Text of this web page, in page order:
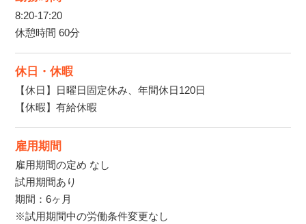
8:20-17:20
休憩時間 60分
休日・休暇
【休日】日曜日固定休み、年間休日120日
【休暇】有給休暇
雇用期間
雇用期間の定め なし
試用期間あり
期間：6ヶ月
※試用期間中の労働条件変更なし